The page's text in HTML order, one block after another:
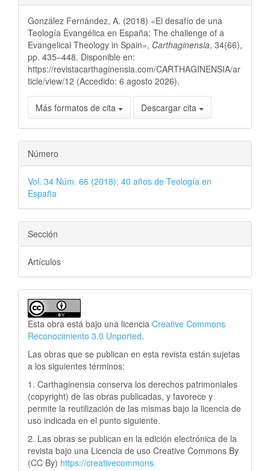
González Fernández, A. (2018) «El desafío de una
Teología Evangélica en España: The challenge of a
Evangelical Theology in Spain», Carthaginensia, 34(66),
pp. 435–448. Disponible en:
https://revistacarthaginensia.com/CARTHAGINENSIA/ar
ticle/view/12 (Accedido: 6 agosto 2026).
Más formatos de cita Descargar cita
Número
Vol. 34 Núm. 66 (2018): 40 años de Teología en
España
Sección
Artículos
Esta obra está bajo una licencia Creative Commons
Reconocimiento 3.0 Unported.
Las obras que se publican en esta revista están sujetas
a los siguientes términos:
1. Carthaginensia conserva los derechos patrimoniales
(copyright) de las obras publicadas, y favorece y
permite la reutilización de las mismas bajo la licencia de
uso indicada en el punto siguiente.
2. Las obras se publican en la edición electrónica de la
revista bajo una Licencia de uso Creative Commons By
(CC By) https://creativecommons.